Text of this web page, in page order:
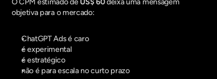
objetiva para o mercado:
ChatGPT Ads é caro
é experimental
é estratégico
não é para escala no curto prazo